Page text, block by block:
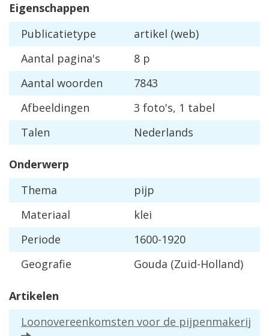
Eigenschappen
Publicatietype
artikel (web)
Aantal pagina's
8 p
Aantal woorden
7843
Afbeeldingen
3 foto's, 1 tabel
Talen
Nederlands
Onderwerp
Thema
pijp
Materiaal
klei
Periode
1600-1920
Geografie
Gouda (Zuid-Holland)
Artikelen
Loonovereenkomsten voor de pijpenmakerij